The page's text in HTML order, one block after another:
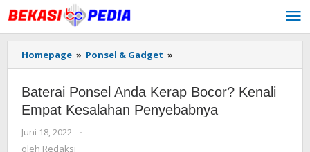
Lewati
ke
konten
Homepage » Ponsel & Gadget »
Ponsel
Kerap
Bocor?
Baterai Ponsel Anda Kerap Bocor? Kenali
Empat Kesalahan Penyebabnya
Juni 18, 2022
oleh
-
oleh Redaksi